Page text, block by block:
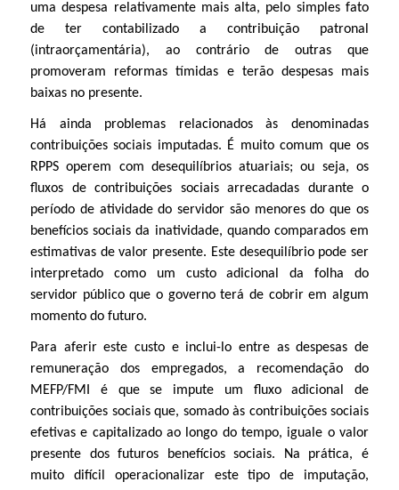
uma despesa relativamente mais alta, pelo simples fato
de ter contabilizado a contribuição patronal
(intraorçamentária), ao contrário de outras que
promoveram reformas tímidas e terão despesas mais
baixas no presente.
Há ainda problemas relacionados às denominadas
contribuições sociais imputadas. É muito comum que os
RPPS operem com desequilíbrios atuariais; ou seja, os
fluxos de contribuições sociais arrecadadas durante o
período de atividade do servidor são menores do que os
benefícios sociais da inatividade, quando comparados em
estimativas de valor presente. Este desequilíbrio pode ser
interpretado como um custo adicional da folha do
servidor público que o governo terá de cobrir em algum
momento do futuro.
Para aferir este custo e inclui-lo entre as despesas de
remuneração dos empregados, a recomendação do
MEFP/FMI é que se impute um fluxo adicional de
contribuições sociais que, somado às contribuições sociais
efetivas e capitalizado ao longo do tempo, iguale o valor
presente dos futuros benefícios sociais. Na prática, é
muito difícil operacionalizar este tipo de imputação,